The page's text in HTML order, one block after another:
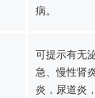
病。
可提示有无
急、慢性肾
炎，尿道炎